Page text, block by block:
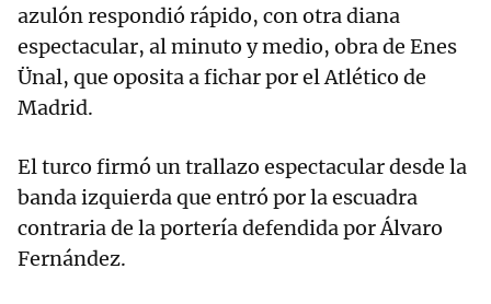
azulón respondió rápido, con otra diana
espectacular, al minuto y medio, obra de Enes
Ünal, que oposita a fichar por el Atlético de
Madrid.
El turco firmó un trallazo espectacular desde la
banda izquierda que entró por la escuadra
contraria de la portería defendida por Álvaro
Fernández.